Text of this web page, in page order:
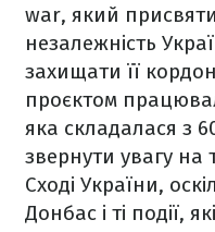
war, який
незалежність
захищати її
проєктом
яка складалася з
звернути увагу на
Сході України,
Донбас і ті події,